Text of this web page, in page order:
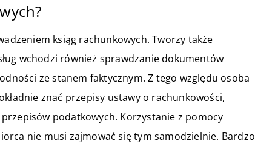
ksiąg rachunkowych. Tworzy także
wchodzi również sprawdzanie dokumentów
ze stanem faktycznym. Z tego względu osoba
znać przepisy ustawy o rachunkowości,
podatkowych. Korzystanie z pomocy
nie musi zajmować się tym samodzielnie. Bardzo